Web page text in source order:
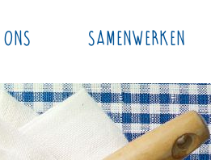
Samenwerken